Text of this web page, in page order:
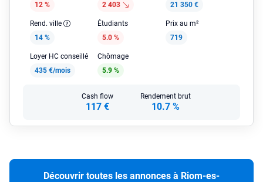
12 %
2 403
21 350 €
Rend. ville
14 %
Étudiants
5.0 %
Prix au m²
719
Loyer HC conseillé
435 €/mois
Chômage
5.9 %
Cash flow
117 €
Rendement brut
10.7 %
Découvrir toutes les annonces à Riom-es-